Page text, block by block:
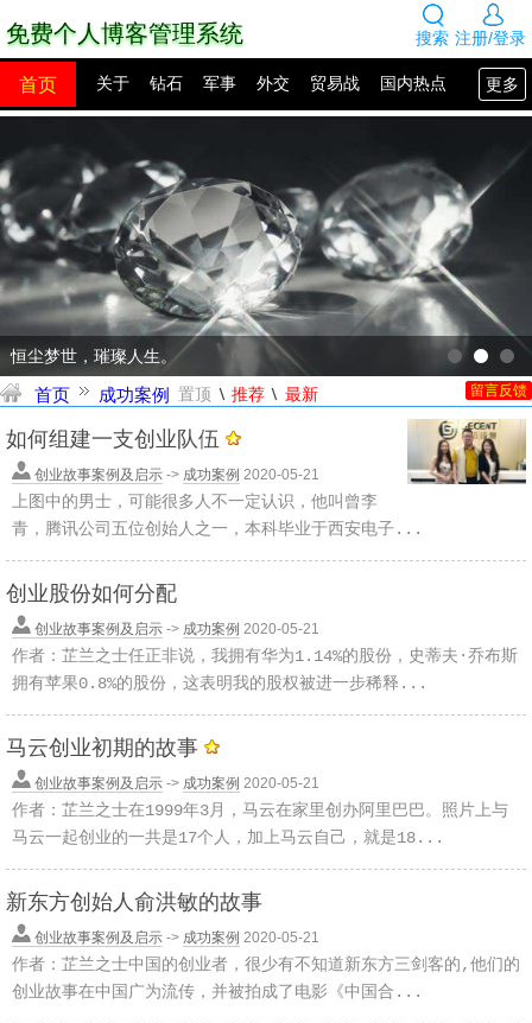
注册/登录
搜索
免费个人博客管理系统
更多
首页 关于 钻石 军事 外交 贸易战 国内热点
网站模板 源码下载 创业赚钱 图片展示 留言板
恒尘梦世，璀璨人生。
留言反馈
首页 成功案例 置顶 \ 推荐 \ 最新
如何组建一支创业队伍
创业故事案例及启示 -> 成功案例 2020-05-21
上图中的男士，可能很多人不一定认识，他叫曾李
青，腾讯公司五位创始人之一，本科毕业于西安电子...
创业股份如何分配
创业故事案例及启示 -> 成功案例 2020-05-21
作者：芷兰之士任正非说，我拥有华为1.14%的股份，史蒂夫·乔布斯
拥有苹果0.8%的股份，这表明我的股权被进一步稀释...
马云创业初期的故事
创业故事案例及启示 -> 成功案例 2020-05-21
作者：芷兰之士在1999年3月，马云在家里创办阿里巴巴。照片上与
马云一起创业的一共是17个人，加上马云自己，就是18...
新东方创始人俞洪敏的故事
创业故事案例及启示 -> 成功案例 2020-05-21
作者：芷兰之士中国的创业者，很少有不知道新东方三剑客的,他们的
创业故事在中国广为流传，并被拍成了电影《中国合...